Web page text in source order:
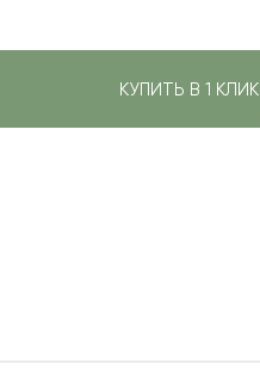
КУПИТЬ В 1 КЛИК